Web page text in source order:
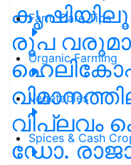
Farm Care Tips
Organic Farming
Vegetables
Spices & Cash
രൂപ
വിപ്ലവം
ഡോ.